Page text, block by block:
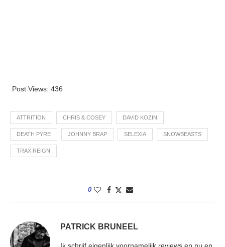
Post Views: 436
ATTRITION CHRIS & COSEY DAVID KOZIN
DEATH PYRE JOHNNY BRAP SELEXIA SNOWBEASTS
TRAX REIGN
0
PATRICK BRUNEEL